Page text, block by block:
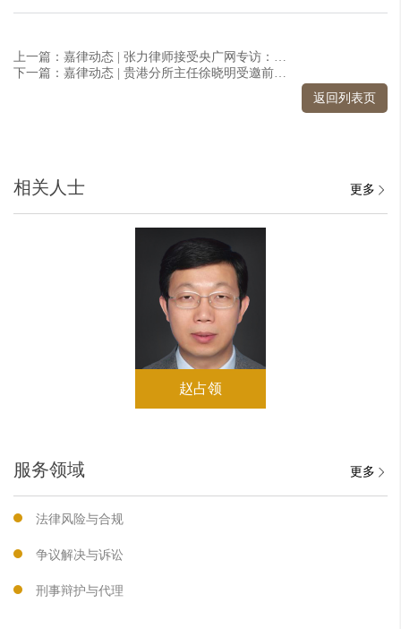
上一篇：嘉律动态 | 张力律师接受央广网专访：解析“五保户火灾毁房”遭保险公司拒赔纠纷
下一篇：嘉律动态 | 贵港分所主任徐晓明受邀前往广西建设职业技术学院开展专题普法培训讲座
返回列表页
相关人士 更多
赵占领
服务领域 更多
法律风险与合规
争议解决与诉讼
刑事辩护与代理